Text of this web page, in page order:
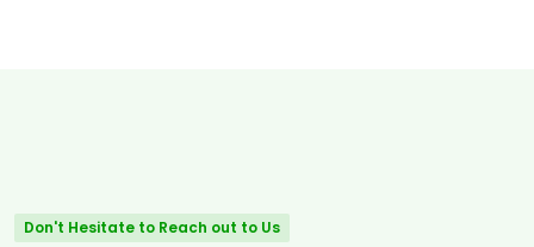
Don't Hesitate to Reach out to Us